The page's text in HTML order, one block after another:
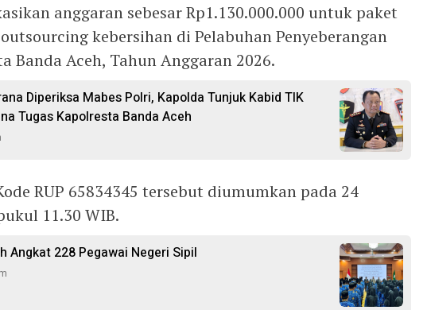
anggaran sebesar Rp1.130.000.000 untuk paket
kebersihan di Pelabuhan Penyeberangan
Banda Aceh, Tahun Anggaran 2026.
Diperiksa Mabes Polri, Kapolda Tunjuk Kabid TIK
Tugas Kapolresta Banda Aceh
RUP 65834345 tersebut diumumkan pada 24
11.30 WIB.
Angkat 228 Pegawai Negeri Sipil